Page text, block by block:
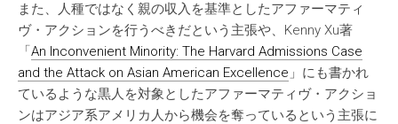
また、人種ではなく親の収入を基準としたアファーマティ
ヴ・アクションを行うべきだという主張や、Kenny Xu著
「An Inconvenient Minority: The Harvard Admissions Case
and the Attack on Asian American Excellence 」にも書かれ
ているような黒人を対象としたアファーマティヴ・アクショ
ンはアジア系アメリカ人から機会を奪っているという主張に